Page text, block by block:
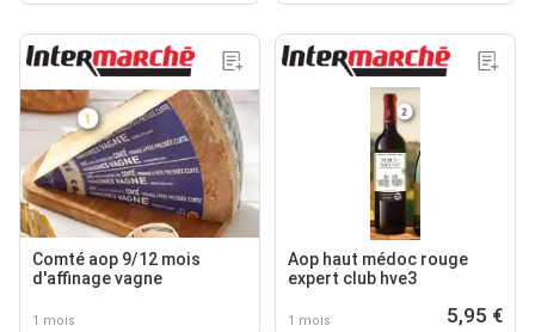
Comté aop 9/12 mois
d'affinage vagne
1 mois
Aop haut médoc rouge
expert club hve3
1 mois 5,95 €